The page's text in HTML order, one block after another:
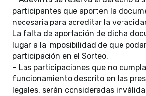
participantes que aporten la
necesaria para acreditar la
La falta de aportación de dicha
lugar a la imposibilidad de que
participación en el Sorteo.
– Las participaciones que no
funcionamiento descrito en las
legales, serán consideradas